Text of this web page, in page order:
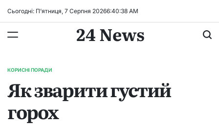
Сьогодні: П’ятниця, 7 Серпня 20266:40:39 AM
24 News
ОПУБЛІКУВАТИ
КОРИСНІ ПОРАДИ
Як зварити густий
горох